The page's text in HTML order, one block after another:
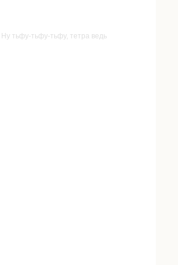
Ну тьфу-тьфу-тьфу, тетра ведь